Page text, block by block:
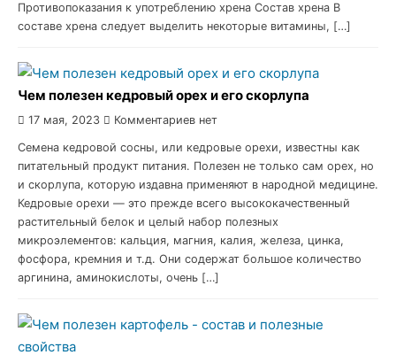
Противопоказания к употреблению хрена Состав хрена В
составе хрена следует выделить некоторые витамины, […]
Чем полезен кедровый орех и его скорлупа
17 мая, 2023 Комментариев нет
Семена кедровой сосны, или кедровые орехи, известны как
питательный продукт питания. Полезен не только сам орех, но
и скорлупа, которую издавна применяют в народной медицине.
Кедровые орехи — это прежде всего высококачественный
растительный белок и целый набор полезных
микроэлементов: кальция, магния, калия, железа, цинка,
фосфора, кремния и т.д. Они содержат большое количество
аргинина, аминокислоты, очень […]